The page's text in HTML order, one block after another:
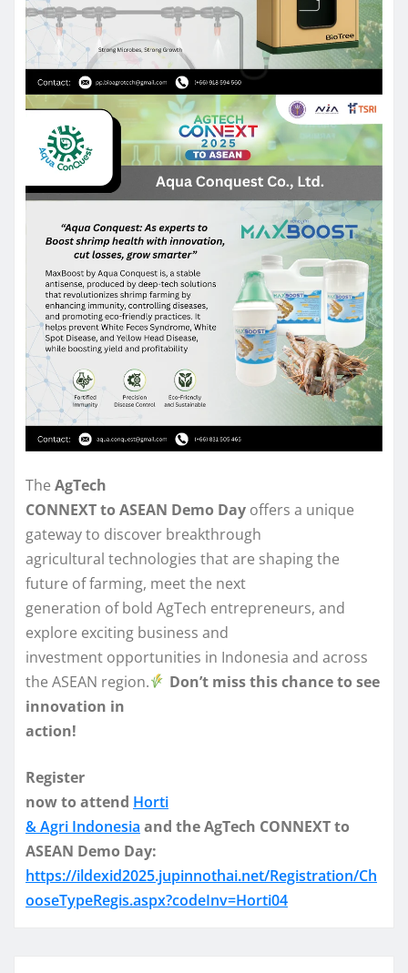
The AgTech
CONNEXT to ASEAN Demo Day offers a unique
gateway to discover breakthrough
agricultural technologies that are shaping the
future of farming, meet the next
generation of bold AgTech entrepreneurs, and
explore exciting business and
investment opportunities in Indonesia and across
the ASEAN region.
Don’t miss this chance to see
innovation in
action!
Register
now to attend Horti
& Agri Indonesia and the AgTech CONNEXT to
ASEAN Demo Day:
https://ildexid2025.jupinnothai.net/Registration/Ch
ooseTypeRegis.aspx?codeInv=Horti04